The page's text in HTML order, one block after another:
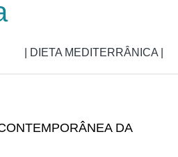
| DIETA MEDITERRÂNICA |
DA